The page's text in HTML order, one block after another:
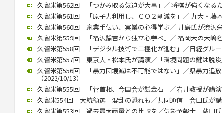
久留米第562回 「つかみ取る気迫が大事」／ 将棋が強くなる
久留米第561回 「原子力利用し、ＣＯ２削減を」／ 九大・藤
久留米第560回 家業手伝い、実業の心得学ぶ／ 井島氏が渋沢
久留米第559回 「福沢諭吉から独立心学べ」／ 福岡大の大嶋
久留米第558回 「デジタル技術で二極化が進む」／日経グル
久留米第557回 東京大・松本氏が講演／「環境問題の鍵は脱
久留米第556回 「暴力団壊滅は不可能ではない」／県暴力追
（2022/10/13）
久留米第555回 「菅首相、今国会が試金石」／岩井教授が講
久留米554回 大統領選 混乱の恐れも／共同通信 会田氏が講
久留米第553回 過去最大雨量との比較を／気象予報士 蔵田